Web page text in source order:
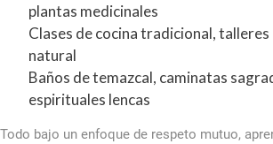
plantas medicinales
Clases de cocina tradicional,
natural
Baños de temazcal, caminatas
espirituales lencas
Todo bajo un enfoque de respeto mutuo,